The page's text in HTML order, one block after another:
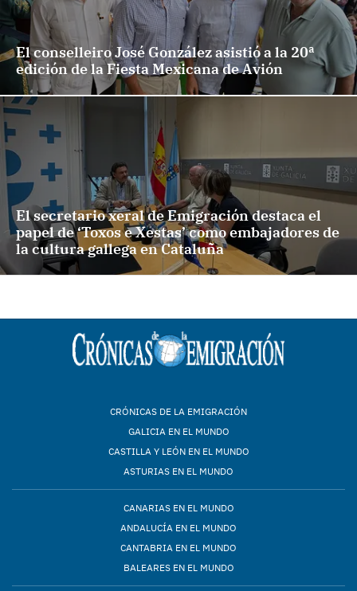
El conselleiro José González asistió a la 20ª
edición de la Fiesta Mexicana de Avión
El secretario xeral de Emigración destaca el
papel de ‘Toxos e Xestas’ como embajadores de
la cultura gallega en Cataluña
CRÓNICAS DE LA EMIGRACIÓN
GALICIA EN EL MUNDO
CASTILLA Y LEÓN EN EL MUNDO
ASTURIAS EN EL MUNDO
CANARIAS EN EL MUNDO
ANDALUCÍA EN EL MUNDO
CANTABRIA EN EL MUNDO
BALEARES EN EL MUNDO